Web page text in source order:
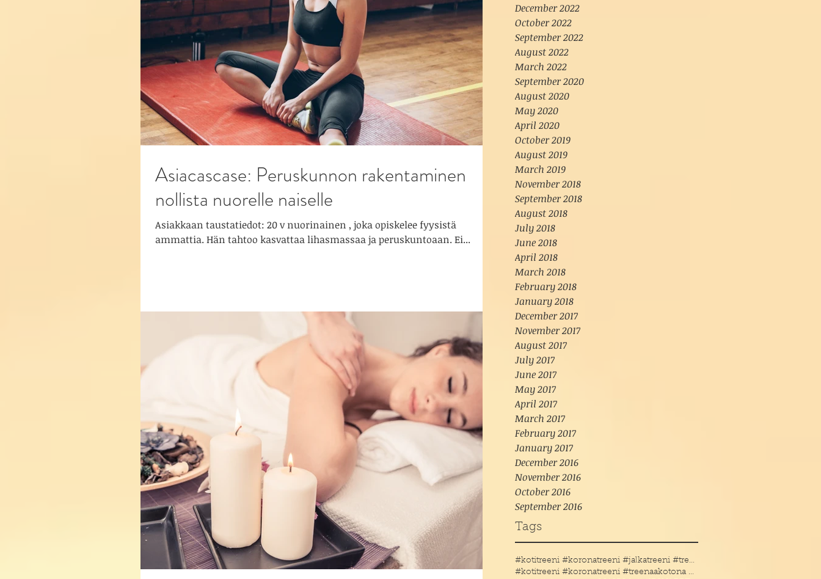
December 2022
October 2022
September 2022
August 2022
March 2022
September 2020
August 2020
May 2020
April 2020
October 2019
August 2019
March 2019
November 2018
September 2018
August 2018
July 2018
June 2018
April 2018
March 2018
February 2018
January 2018
December 2017
November 2017
August 2017
July 2017
June 2017
May 2017
April 2017
March 2017
February 2017
January 2017
December 2016
November 2016
October 2016
September 2016
Tags
#kotitreeni #koronatreeni #jalkatreeni #treenakoto
#kotitreeni #koronatreeni #treenaakotona #treenaau
Asiacascase: Peruskunnon rakentaminen
nollista nuorelle naiselle
Asiakkaan taustatiedot: 20 v nuorinainen , joka opiskelee fyysistä
ammattia. Hän tahtoo kasvattaa lihasmassaa ja peruskuntoaan. Ei...